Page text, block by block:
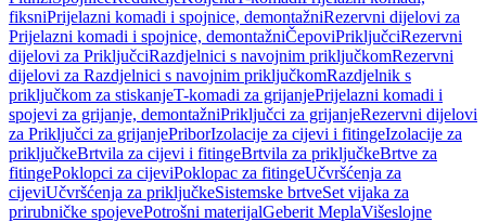
fiksniPrijelazni komadi i spojnice, demontažniRezervni dijelovi za
Prijelazni komadi i spojnice, demontažniČepoviPriključciRezervni
dijelovi za PriključciRazdjelnici s navojnim priključkomRezervni
dijelovi za Razdjelnici s navojnim priključkomRazdjelnik s
priključkom za stiskanjeT-komadi za grijanjePrijelazni komadi i
spojevi za grijanje, demontažniPriključci za grijanjeRezervni dijelovi
za Priključci za grijanjePriborIzolacije za cijevi i fitingeIzolacije za
priključkeBrtvila za cijevi i fitingeBrtvila za priključkeBrtve za
fitingePoklopci za cijeviPoklopac za fitingeUčvršćenja za
cijeviUčvršćenja za priključkeSistemske brtveSet vijaka za
prirubničke spojevePotrošni materijalGeberit MeplaVišeslojne